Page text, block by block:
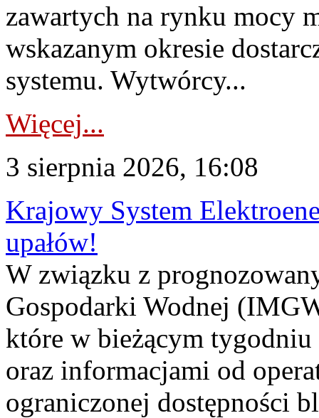
zawartych na rynku mocy
wskazanym okresie
systemu. Wytwórcy...
Więcej...
3 sierpnia 2026, 16:08
Krajowy System
upałów!
W związku z
Gospodarki Wodnej
które w bieżącym tygodniu
oraz informacjami od
ograniczonej dostępności